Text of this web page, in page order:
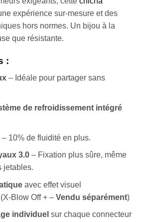
expérience sur-mesure et des
hors normes. Un bijou à la
que résistante.
:
– Idéale pour partager sans
de refroidissement intégré
– 10% de fluidité en plus.
3.0– Fixation plus sûre, même
jetables.
avec effet visuel
Blow Off + – Vendu séparément)
individuel sur chaque connecteur